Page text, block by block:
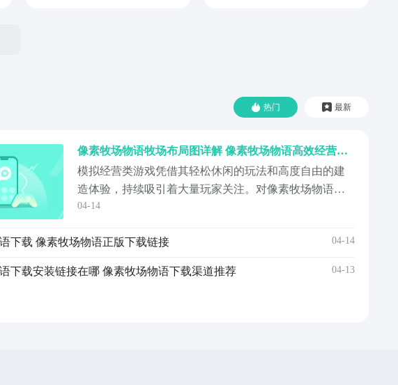
热门 最新
像素牧场物语牧场布局图详解 像素牧场物语高效经营与新手布局教程
模拟经营类游戏凭借其轻松休闲的玩法和高度自由的建
造体验，持续吸引着大量玩家关注。对像素牧场物语等
开罗系作品感兴趣的用户，可前往九游APP查找并下载相
用平台，九游不仅提供稳定可靠的游戏分发服务，还长
值返利等
04-14
下载 像素牧场物语正版下载链接 04-14
下载安装链接在哪 像素牧场物语下载渠道推荐 04-13